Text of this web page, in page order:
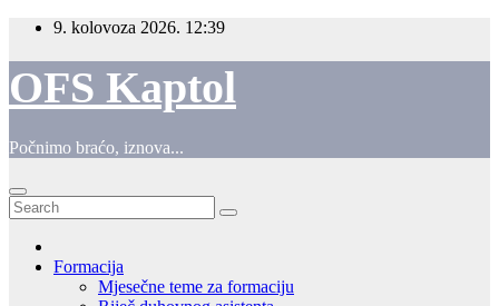
Skip
content
9. kolovoza 2026. 12:39
OFS Kaptol
Počnimo braćo, iznova...
Formacija
Mjesečne teme za formaciju